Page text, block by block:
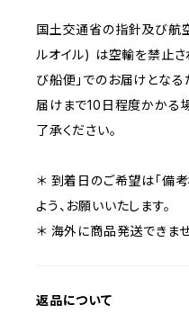
国土交通省の指針及び航
ルオイル) は空輸を禁止さ
び船便」でのお届けとなる
届けまで10日程度かかる
了承ください。
＊ 到着日のご希望は「備
よう、お願いいたします。
＊ 海外に商品発送できませ
返品について